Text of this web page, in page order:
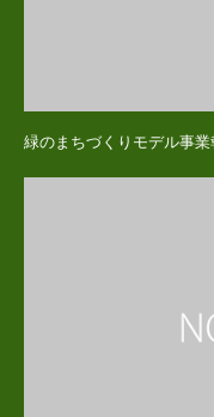
緑のまちづくりモデル事業